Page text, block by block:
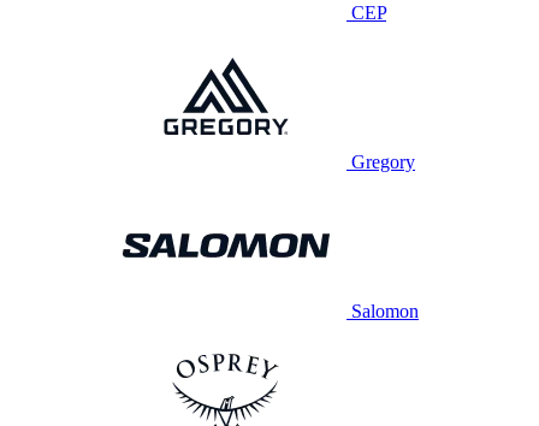
CEP
Gregory
Salomon